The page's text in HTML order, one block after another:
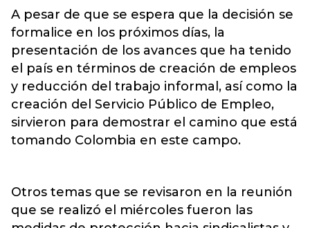
A pesar de que se espera que la decisión se
formalice en los próximos días, la
presentación de los avances que ha tenido
el país en términos de creación de empleos
y reducción del trabajo informal, así como la
creación del Servicio Público de Empleo,
sirvieron para demostrar el camino que está
tomando Colombia en este campo.
Otros temas que se revisaron en la reunión
que se realizó el miércoles fueron las